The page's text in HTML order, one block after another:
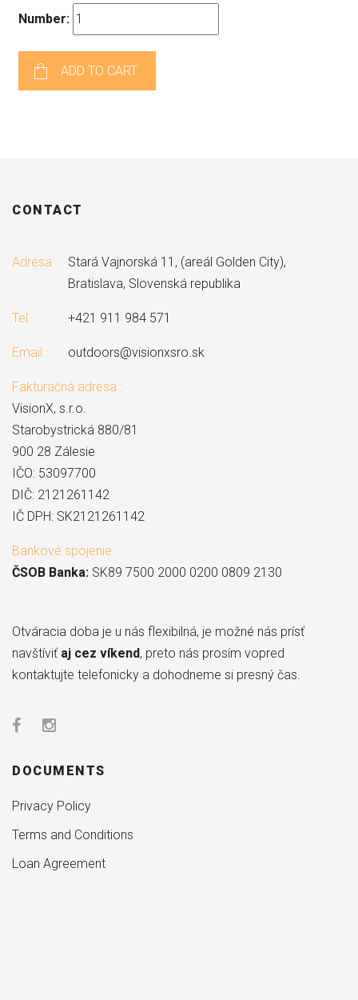
Number:
ADD TO CART
CONTACT
Adresa :
Stará Vajnorská 11, (areál Golden City),
Bratislava, Slovenská republika
Tel. : +421 911 984 571
Email : outdoors@visionxsro.sk
Fakturačná adresa :
VisionX, s.r.o.
Starobystrická 880/81
900 28 Zálesie
IČO: 53097700
DIČ: 2121261142
IČ DPH: SK2121261142
Bankové spojenie:
ČSOB Banka: SK89 7500 2000 0200 0809 2130
Otváracia doba je u nás flexibilná, je možné nás prísť
navštíviť aj cez víkend, preto nás prosím vopred
kontaktujte telefonicky a dohodneme si presný čas.
DOCUMENTS
Privacy Policy
Terms and Conditions
Loan Agreement